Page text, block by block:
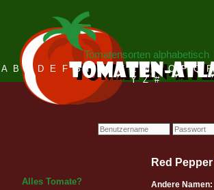
Tomatensorten alphabetisch
A B C D E F G H I J K L M N O P Q R
Y Z #
Alles Tomate?
Red Pepper
Andere Namen: